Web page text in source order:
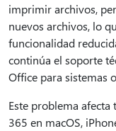
imprimir archivos,
nuevos archivos, lo
funcionalidad
continúa el soporte
Office para sistemas
Este problema
365 en macOS,